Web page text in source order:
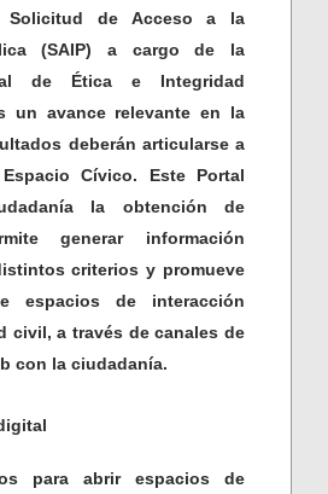
Solicitud de Acceso a la
(SAIP) a cargo de la
de Ética e Integridad
un avance relevante en la
deberán articularse a
Cívico. Este Portal
la obtención de
generar información
criterios y promueve
espacios de interacción
civil, a través de canales de
con la ciudadanía.
para abrir espacios de